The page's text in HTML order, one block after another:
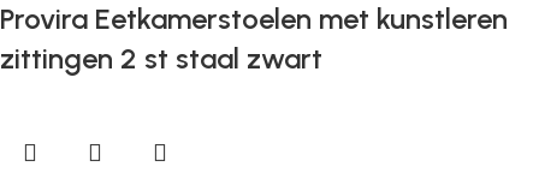
Provira Eetkamerstoelen met kunstleren
zittingen 2 st staal zwart